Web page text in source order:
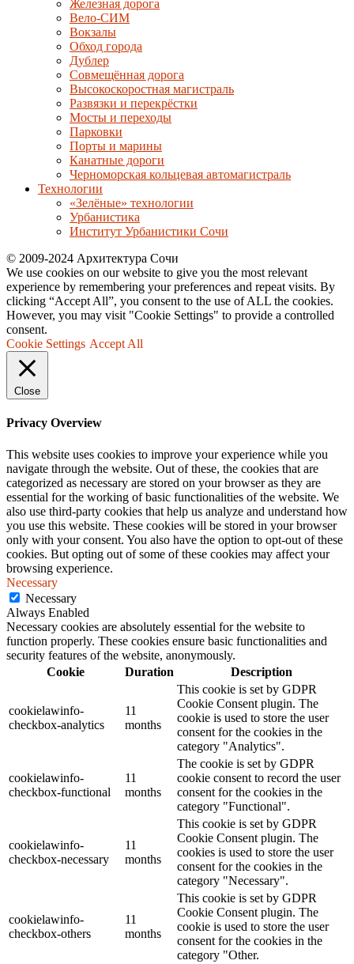
Железная дорога
Вело-СИМ
Вокзалы
Обход города
Дублер
Совмещённая дорога
Высокоскоростная магистраль
Развязки и перекрёстки
Мосты и переходы
Парковки
Порты и марины
Канатные дороги
Черноморская кольцевая автомагистраль
Технологии
«Зелёные» технологии
Урбанистика
Институт Урбанистики Сочи
© 2009-2024 Архитектура Сочи
We use cookies on our website to give you the most relevant
experience by remembering your preferences and repeat visits. By
clicking “Accept All”, you consent to the use of ALL the cookies.
However, you may visit "Cookie Settings" to provide a controlled
consent.
Cookie Settings Accept All
Close
Privacy Overview
This website uses cookies to improve your experience while you
navigate through the website. Out of these, the cookies that are
categorized as necessary are stored on your browser as they are
essential for the working of basic functionalities of the website. We
also use third-party cookies that help us analyze and understand how
you use this website. These cookies will be stored in your browser
only with your consent. You also have the option to opt-out of these
cookies. But opting out of some of these cookies may affect your
browsing experience.
Necessary
Necessary
Always Enabled
Necessary cookies are absolutely essential for the website to
function properly. These cookies ensure basic functionalities and
security features of the website, anonymously.
Cookie
Duration Description
cookielawinfo-
checkbox-analytics
11
months
This cookie is set by GDPR
Cookie Consent plugin. The
cookie is used to store the user
consent for the cookies in the
category "Analytics".
cookielawinfo-
checkbox-functional
11
months
The cookie is set by GDPR
cookie consent to record the user
consent for the cookies in the
category "Functional".
cookielawinfo-
checkbox-necessary
11
months
This cookie is set by GDPR
Cookie Consent plugin. The
cookies is used to store the user
consent for the cookies in the
category "Necessary".
cookielawinfo-
checkbox-others
11
months
This cookie is set by GDPR
Cookie Consent plugin. The
cookie is used to store the user
consent for the cookies in the
category "Other.